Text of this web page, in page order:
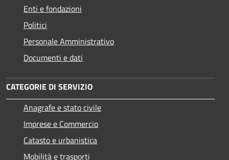
Enti e fondazioni
Politici
Personale Amministrativo
Documenti e dati
CATEGORIE DI SERVIZIO
Anagrafe e stato civile
Imprese e Commercio
Catasto e urbanistica
Mobilità e trasporti